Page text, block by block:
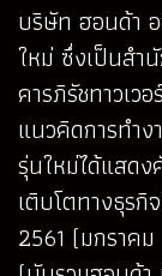
บริษัท ฮอนด้า
ใหม่ ซึ่งเป็นสำ
คารภิรัชทาวเว
แนวคิดการทำ
รุ่นใหม่ได้แสด
เติบโตทางธุร
2561 (มกราค